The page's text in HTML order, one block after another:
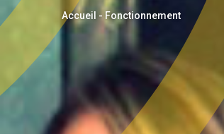
Accueil - Fonctionnement